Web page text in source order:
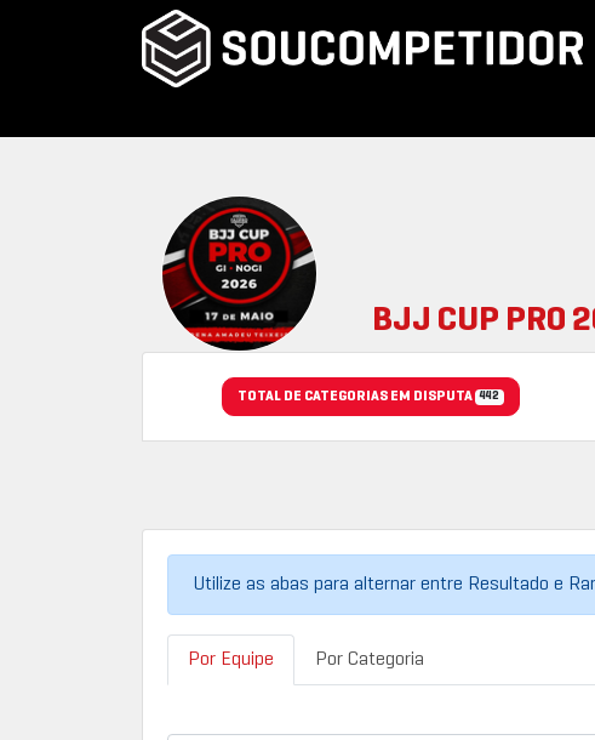
BJJ CUP PRO
TOTAL DE CATEGORIAS EM DISPUTA 442
Utilize as abas para alternar entre Resultado e
Por Equipe Por Categoria